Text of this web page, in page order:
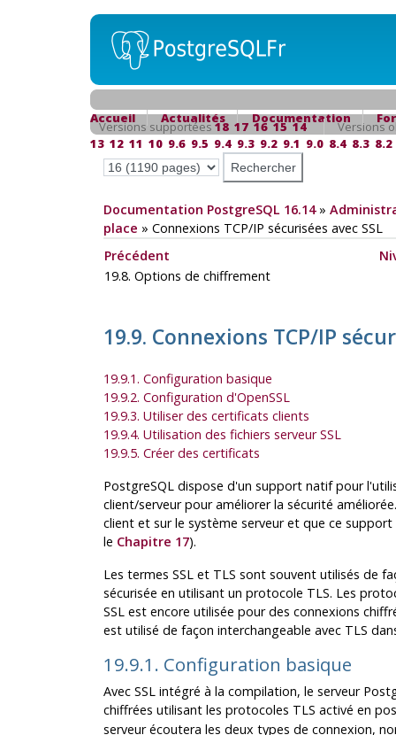
Accueil Actualités Documentation
Versions supportées18 17 16 15 14
Versions
13 12 11 10 9.6 9.5 9.4 9.3 9.2 9.1 9.0 8.4 8.3 8.2
Documentation PostgreSQL 16.14»
place » Connexions TCP/IP sécurisées avec SSL
Précédent
19.8. Options de chiffrement
19.9. Connexions TCP/IP
19.9.1. Configuration basique
19.9.2. Configuration d'OpenSSL
19.9.3. Utiliser des certificats clients
19.9.4. Utilisation des fichiers serveur SSL
19.9.5. Créer des certificats
PostgreSQLdispose d'un support natif pour
client/serveur pour améliorer la sécurité
client et sur le système serveur et que ce
le Chapitre 17).
Les termes SSLet TLS sont souvent utilisés de
sécurisée en utilisant un protocole TLS. Les
SSLest encore utilisée pour des connexions
est utilisé de façon interchangeable avec TLS
19.9.1. Configuration basique
Avec SSLintégré à la compilation, le serveur
chiffrées utilisant les protocoles TLS activé en
serveur écoutera les deux types de connexion,